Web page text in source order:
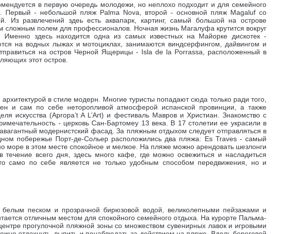
в первую очередь молодежи, но неплохо подходит и для семейного
- небольшой пляж Palma Nova, второй - основной пляж Magaluf со
развлечений здеь есть аквапарк, картинг, самый большой на острове
сложным полем для профессионалов. Ночная жизнь Магалуфа крутится вокруг
Именно здесь находится одна из самых известных на Майорке дискотек -
на водных лыжах и мотоциклах, занимаются виндсерфингом, дайвингом и
на остров Черной Ящерицы - Isla de la Porrassa, расположенный в
этот остров.
в стиле модерн. Многие туристы попадают сюда только ради того,
и сам по себе неторопливой атмосферой испанской провинции, а также
искусства (Apropa’t A L’Art) и фестиваль Мавров и Христиан. Знакомство с
- церковь Сан-Бартомеу 13 века. В 17 столетии ее украсили в
модернистский фасад. За пляжным отдыхом следует отправляться в
побережье Порт-де-Сольер расположились два пляжа: Es Traves - самый
море в этом месте спокойное и мелкое. На пляже можно арендовать шезлонги
всего дня, здесь много кафе, где можно освежиться и насладиться
само по себе является не только удобным способом передвижения, но и
песком и прозрачной бирюзовой водой, великолепными пейзажами и
отличным местом для спокойного семейного отдыха. На курорте Пальма-
прогулочной пляжной зоны со множеством сувенирных лавок и игровыми